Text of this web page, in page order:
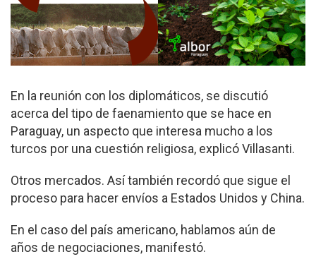
En la reunión con los diplomáticos, se discutió
acerca del tipo de faenamiento que se hace en
Paraguay, un aspecto que interesa mucho a los
turcos por una cuestión religiosa, explicó Villasanti.
Otros mercados. Así también recordó que sigue el
proceso para hacer envíos a Estados Unidos y China.
En el caso del país americano, hablamos aún de
años de negociaciones, manifestó.